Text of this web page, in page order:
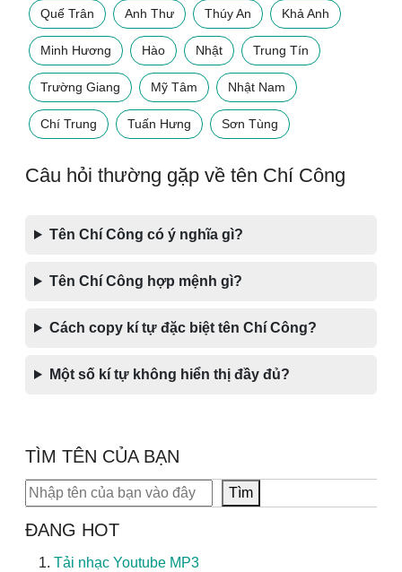
Quế Trân Anh Thư Thúy An Khả Anh
Minh Hương Hào Nhật Trung Tín
Trường Giang Mỹ Tâm Nhật Nam
Chí Trung Tuấn Hưng Sơn Tùng
Câu hỏi thường gặp về tên Chí Công
Tên Chí Công có ý nghĩa gì?
Tên Chí Công hợp mệnh gì?
Cách copy kí tự đặc biệt tên Chí Công?
Một số kí tự không hiển thị đầy đủ?
TÌM TÊN CỦA BẠN
Tìm kiếm Tìm
ĐANG HOT
Tải nhạc Youtube MP3